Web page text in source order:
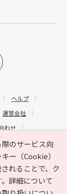
のサービス向
ー（Cookie）
れることで、ク
詳細について
ヘルプ
運営会社
わせ